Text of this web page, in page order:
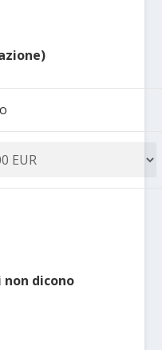
dicono